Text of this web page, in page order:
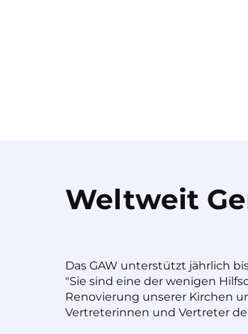
Weltweit
Das GAW unterstützt jährlich
"Sie sind eine der wenigen
Renovierung unserer Kirchen
Vertreterinnen und Vertreter